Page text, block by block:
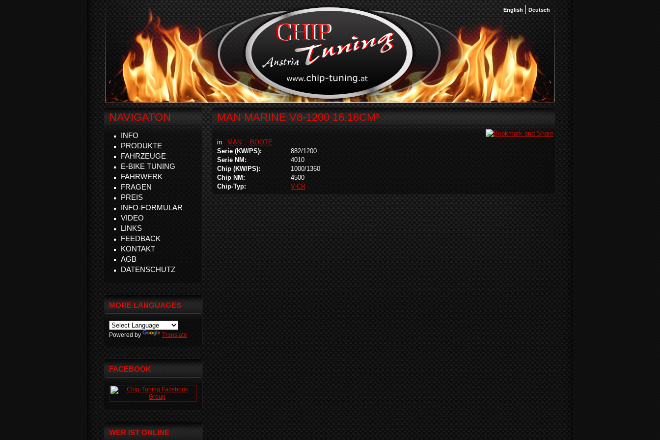
English Deutsch
MAN MARINE V8-1200 16.16CM³
in MAN
BOOTE
Serie (KW/PS):
882/1200
Serie NM:
4010
Chip (KW/PS):
1000/1360
Chip NM:
4500
Chip-Typ:
V-CR
NAVIGATON
INFO
PRODUKTE
FAHRZEUGE
E-BIKE TUNING
FAHRWERK
FRAGEN
PREIS
INFO-FORMULAR
VIDEO
LINKS
FEEDBACK
KONTAKT
AGB
DATENSCHUTZ
MORE LANGUAGES
Powered by Translate
FACEBOOK
WER IST ONLINE